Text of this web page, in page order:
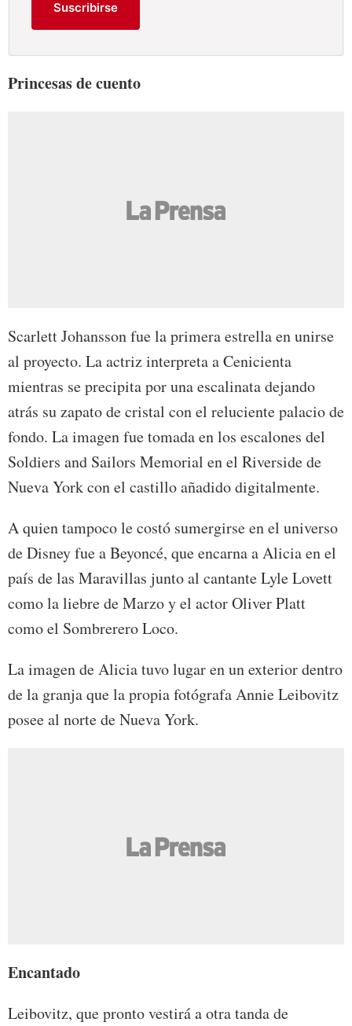
Suscribirse
Princesas de cuento
Scarlett Johansson fue la primera estrella en unirse
al proyecto. La actriz interpreta a Cenicienta
mientras se precipita por una escalinata dejando
atrás su zapato de cristal con el reluciente palacio de
fondo. La imagen fue tomada en los escalones del
Soldiers and Sailors Memorial en el Riverside de
Nueva York con el castillo añadido digitalmente.
A quien tampoco le costó sumergirse en el universo
de Disney fue a Beyoncé, que encarna a Alicia en el
país de las Maravillas junto al cantante Lyle Lovett
como la liebre de Marzo y el actor Oliver Platt
como el Sombrerero Loco.
La imagen de Alicia tuvo lugar en un exterior dentro
de la granja que la propia fotógrafa Annie Leibovitz
posee al norte de Nueva York.
Encantado
Leibovitz, que pronto vestirá a otra tanda de